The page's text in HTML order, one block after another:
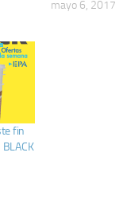
mayo 6, 2017
fin